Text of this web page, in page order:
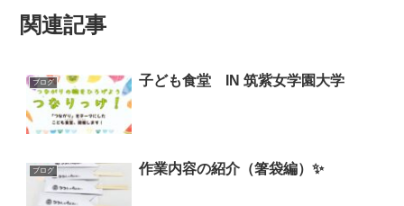
関連記事
ブログ 子ども食堂 IN 筑紫女学園大学
ブログ 作業内容の紹介（箸袋編）✨